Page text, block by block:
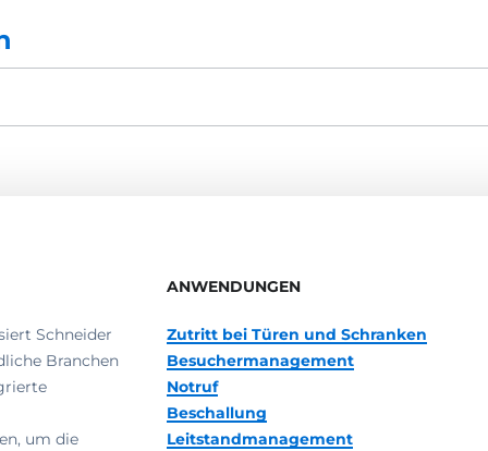
Schneider
Branchen
um die
ANWENDUNGEN
Zutritt bei Türen und Schranken
Besuchermanagement
Notruf
Beschallung
Leitstandmanagement